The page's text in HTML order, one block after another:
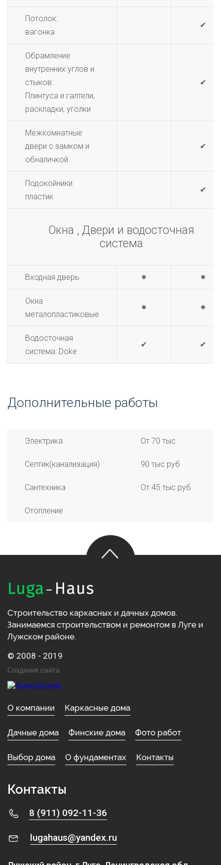
Потолок:
вагонка
✔
Обрамление
внутренних углов и
стыков:
Плинтуса и галтели,
раскладки, уголки
✔
Межкомнатные
двери с замком и
обналичкой
✔
Подокойники
пластик
✔
Окна , Двери и водосточная
система
Входная дверь ✷ ✷
Окна
металопластиковые
✷ ✷
Водосточная
система: Doke
✔ ✔
Дополнительные работы
Электрика От 70 тыс
Септик(канализация) 90 тыс руб
Сантехника От 45 тыс руб
Отопление
Строительство каркасных и дачных домов.
Занимаемся строительством и ремонтом в Луге и
Лужском районе.
© 2008 - 2019
Создания сайта
О компании Каркасные дома
Дачные дома Финские дома Фото работ
Выбор дома О фундаментах Контакты
Контакты
8 (911) 092-11-36
lugahaus@yandex.ru